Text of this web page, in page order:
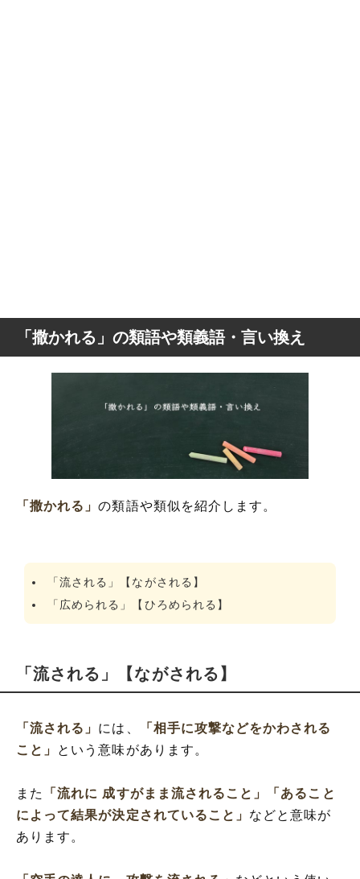
「撒かれる」の類語や類義語・言い換え
「撒かれる」の類語や類似を紹介します。
「流される」【ながされる】
「広められる」【ひろめられる】
「流される」【ながされる】
「流される」 には、
「相手に攻撃などをかわされる
こと」
という意味があります。
また 「流れに 成すがまま流されること」
「あること
によって結果が決定されていること」 などと意味が
あります。